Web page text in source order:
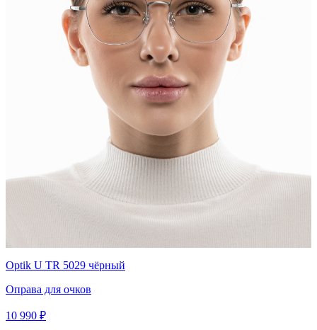
Optik U TR 5029 чёрный
Оправа для очков
10 990 ₽